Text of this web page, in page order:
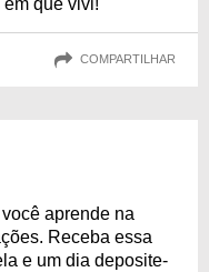
COMPARTILHAR
aprende na
Receba essa
e um dia deposite-